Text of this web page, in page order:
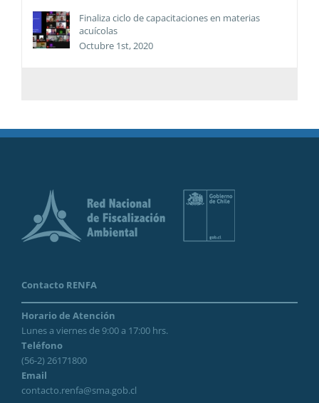
Finaliza ciclo de capacitaciones en materias
acuícolas
Octubre 1st, 2020
Contacto RENFA
Horario de Atención
Lunes a viernes de 9:00 a 17:00 hrs.
Teléfono
(56-2) 26171800
Email
contacto.renfa@sma.gob.cl